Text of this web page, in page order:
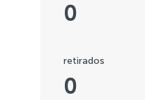
0
0
retirados